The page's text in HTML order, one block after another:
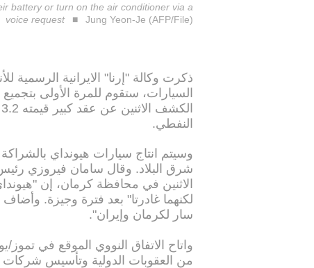
battery or turn on the air conditioner via a
voice request
Jung Yeon-Je (AFP/File)
ذكرت وكالة "إرنا" الايرانية الرسمية
السيارات، ستقوم للمرة الأولى بتجميع
النفطي.
وسيتم انتاج سيارات هيونداي
شرق البلاد. وقال سامان فيروزي
لكنهما غادرتا" بعد فترة وجيزة. وأضاف
سار لكرمان وإيران".
من العقوبات الدولية وتأسيس شركات